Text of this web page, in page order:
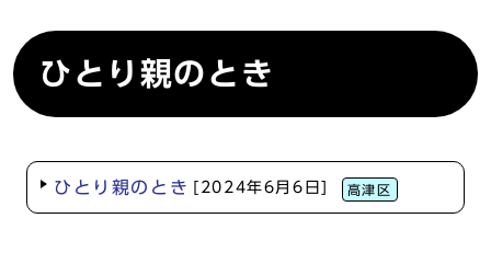
ひとり親のとき
ひとり親のとき [2024年6月6日] 高津区